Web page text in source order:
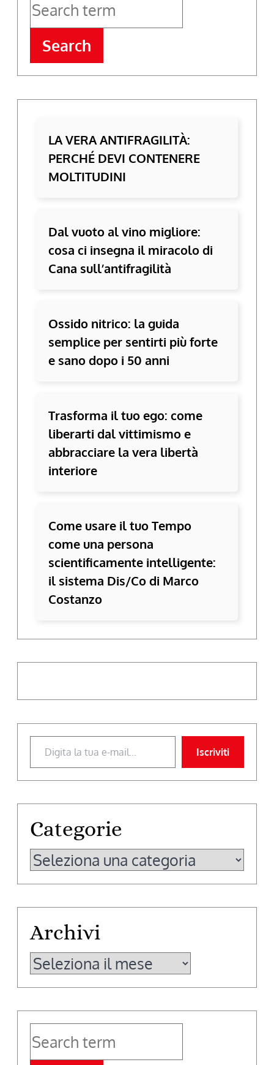
Search
LA VERA ANTIFRAGILITÀ:
PERCHÉ DEVI CONTENERE
MOLTITUDINI
Dal vuoto al vino migliore:
cosa ci insegna il miracolo di
Cana sull’antifragilità
Ossido nitrico: la guida
semplice per sentirti più forte
e sano dopo i 50 anni
Trasforma il tuo ego: come
liberarti dal vittimismo e
abbracciare la vera libertà
interiore
Come usare il tuo Tempo
come una persona
scientificamente intelligente:
il sistema Dis/Co di Marco
Costanzo
Digita la tua e-mail...
Iscriviti
Categorie
Categorie
Archivi
Archivi